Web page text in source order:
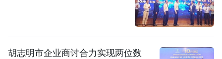
胡志明市企业商讨合力实现两位数